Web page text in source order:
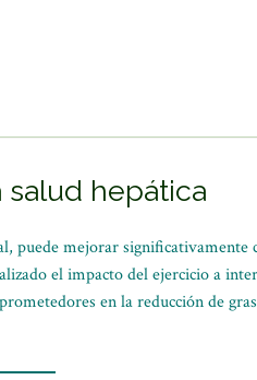
hepática
puede mejorar significativamente
el impacto del ejercicio a
en la reducción de